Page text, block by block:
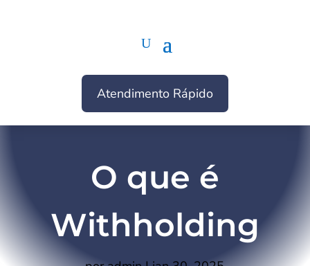
Atendimento Rápido
O que é
Withholding